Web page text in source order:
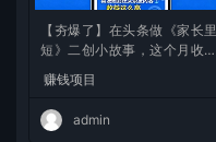
【夯爆了】在头条做《家长里
短》二创小故事，这个月收益
2w+
赚钱项目
admin